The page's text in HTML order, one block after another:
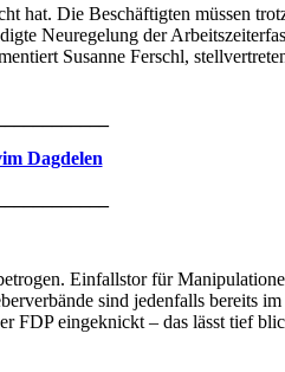
hat. Die Beschäftigten müssen
Neuregelung der
Susanne Ferschl,
Dagdelen
Einfallstor für
sind jedenfalls bereits
eingeknickt – das lässt tief